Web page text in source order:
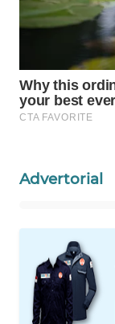
Advertorial
ID
WAHANANEWS
CO ID
WAHANANEWS
WAHANA
SPORT
WAHANA
UMKM
WAHANA
SELEB